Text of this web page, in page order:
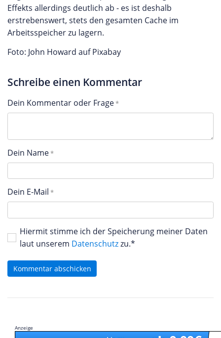
Effekts allerdings deutlich ab - es ist deshalb
erstrebenswert, stets den gesamten Cache im
Arbeitsspeicher zu lagern.
Foto: John Howard auf Pixabay
Schreibe einen Kommentar
Dein Kommentar oder Frage
Dein Name
Dein E-Mail
Hiermit stimme ich der Speicherung meiner Daten
laut unserem Datenschutzzu.*
Kommentar abschicken
Anzeige